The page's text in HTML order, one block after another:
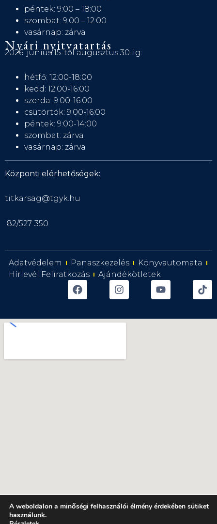
péntek: 9:00 – 18:00
szombat: 9:00 – 12:00
vasárnap: zárva
Nyári nyitvatartás
2026. június 15-től augusztus 30-ig:
hétfő: 12:00-18:00
kedd: 12:00-16:00
szerda: 9:00-16:00
csütörtök: 9:00-16:00
péntek: 9:00-14:00
szombat: zárva
vasárnap: zárva
Központi elérhetőségek:
titkarsag@tgyk.hu
82/527-350
Adatvédelem Panaszkezelés
Könyvautomata
Hírlevél Feliratkozás
Ajándékötletek
A weboldalon a minőségi felhasználói élmény érdekében sütiket
használunk.